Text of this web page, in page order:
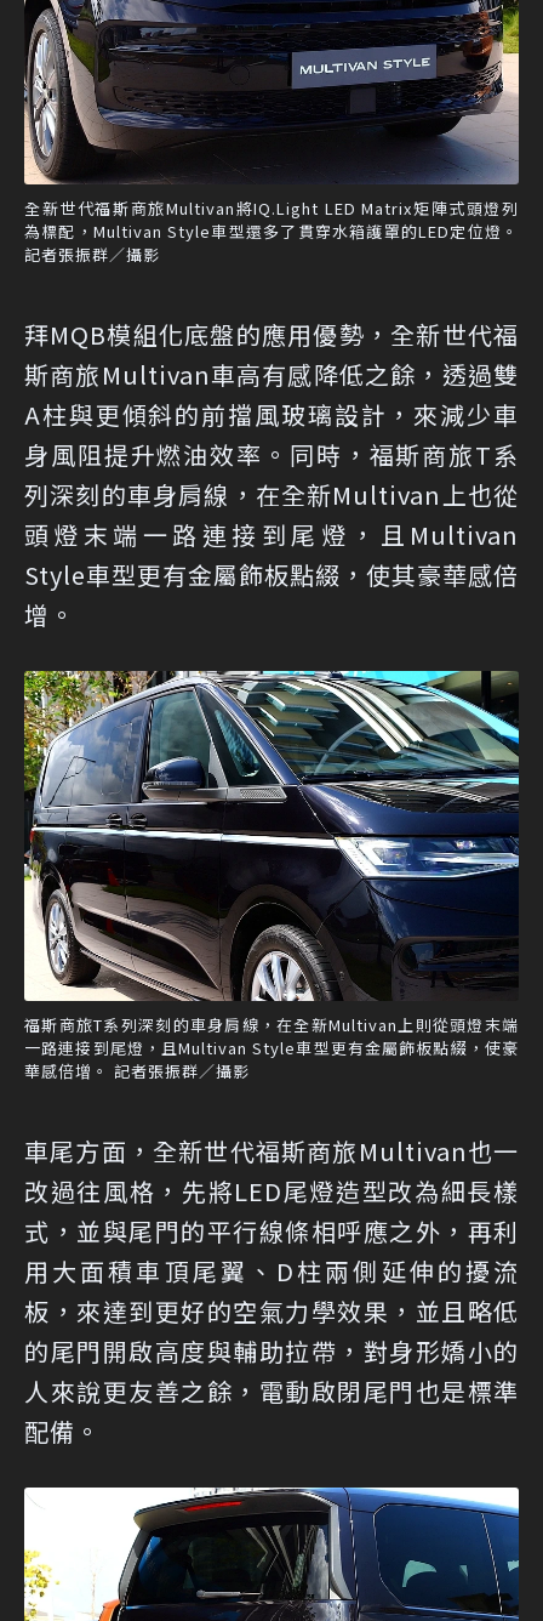
全新世代福斯商旅Multivan將IQ.Light LED Matrix矩陣式頭燈列
為標配，Multivan Style車型還多了貫穿水箱護罩的LED定位燈。
記者張振群／攝影
拜MQB模組化底盤的應用優勢，全新世代福
斯商旅Multivan車高有感降低之餘，透過雙
A柱與更傾斜的前擋風玻璃設計，來減少車
身風阻提升燃油效率。同時，福斯商旅T系
列深刻的車身肩線，在全新Multivan上也從
頭燈末端一路連接到尾燈，且Multivan
Style車型更有金屬飾板點綴，使其豪華感倍
增。
福斯商旅T系列深刻的車身肩線，在全新Multivan上則從頭燈末端
一路連接到尾燈，且Multivan Style車型更有金屬飾板點綴，使豪
華感倍增。 記者張振群／攝影
車尾方面，全新世代福斯商旅Multivan也一
改過往風格，先將LED尾燈造型改為細長樣
式，並與尾門的平行線條相呼應之外，再利
用大面積車頂尾翼、D柱兩側延伸的擾流
板，來達到更好的空氣力學效果，並且略低
的尾門開啟高度與輔助拉帶，對身形嬌小的
人來說更友善之餘，電動啟閉尾門也是標準
配備。